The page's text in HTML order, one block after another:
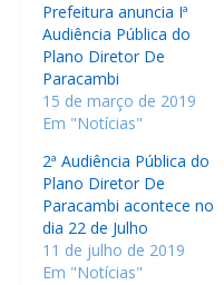
Prefeitura anuncia Iª
Audiência Pública do
Plano Diretor De
Paracambi
15 de março de 2019
Em "Notícias"
2ª Audiência Pública do
Plano Diretor De
Paracambi acontece no
dia 22 de Julho
11 de julho de 2019
Em "Notícias"